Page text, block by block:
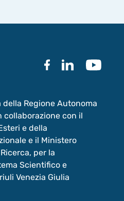
della Regione Autonoma
collaborazione con il
e della
e il Ministero
per la
Scientifico e
Venezia Giulia